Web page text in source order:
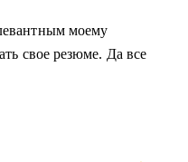
моему
свое резюме. Да все